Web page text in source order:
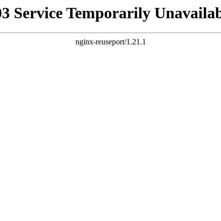
Service Temporarily
nginx-reuseport/1.21.1